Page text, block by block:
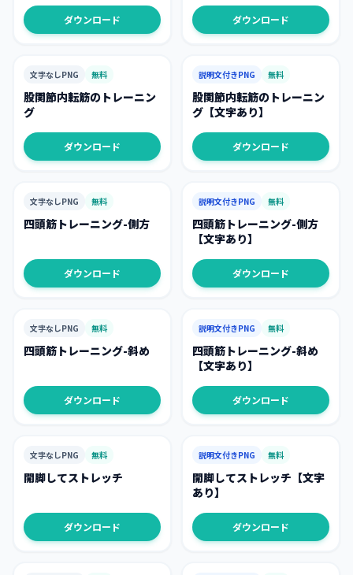
ダウンロード ダウンロード
文字なしPNG 無料
股関節内転筋のトレーニン
グ
ダウンロード
説明文付きPNG 無料
股関節内転筋のトレーニン
グ【文字あり】
ダウンロード
文字なしPNG 無料
四頭筋トレーニング-側方
ダウンロード
説明文付きPNG 無料
四頭筋トレーニング-側方
【文字あり】
ダウンロード
文字なしPNG 無料
四頭筋トレーニング-斜め
ダウンロード
説明文付きPNG 無料
四頭筋トレーニング-斜め
【文字あり】
ダウンロード
文字なしPNG 無料
開脚してストレッチ
ダウンロード
説明文付きPNG 無料
開脚してストレッチ【文字
あり】
ダウンロード